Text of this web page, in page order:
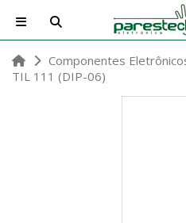
Componentes
TIL 111 (DIP-06)